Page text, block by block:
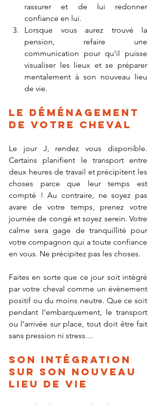
rassurer et de lui redonner
confiance en lui.
Lorsque vous aurez trouvé la
pension, refaire une
communication pour qu’il puisse
visualiser les lieux et se préparer
mentalement à son nouveau lieu
de vie.
Le déménagement
de votre cheval
Le jour J, rendez vous disponible.
Certains planifient le transport entre
deux heures de travail et précipitent les
choses parce que leur temps est
compté ! Au contraire, ne soyez pas
avare de votre temps, prenez votre
journée de congé et soyez serein. Votre
calme sera gage de tranquillité pour
votre compagnon qui a toute confiance
en vous. Ne précipitez pas les choses.
Faites en sorte que ce jour soit intégré
par votre cheval comme un évènement
positif ou du moins neutre. Que ce soit
pendant l’embarquement, le transport
ou l’arrivée sur place, tout doit être fait
sans pression ni stress…
Son intégration
sur son nouveau
lieu de vie